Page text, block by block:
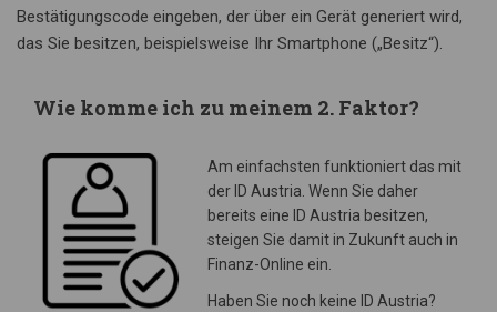
Bestätigungscode eingeben, der über ein Gerät generiert wird,
das Sie besitzen, beispielsweise Ihr Smartphone („Besitz“).
Wie komme ich zu meinem 2. Faktor?
Am einfachsten funktioniert das mit
der ID Austria. Wenn Sie daher
bereits eine ID Austria besitzen,
steigen Sie damit in Zukunft auch in
Finanz-Online ein.
Haben Sie noch keine ID Austria?